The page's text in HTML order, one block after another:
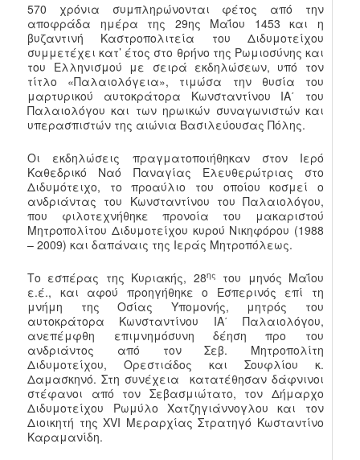
570 χρόνια συμπληρώνονται φέτος από την
αποφράδα ημέρα της 29ης Μαΐου 1453 και η
βυζαντινή Καστροπολιτεία του Διδυμοτείχου
συμμετέχει κατ’ έτος στο θρήνο της Ρωμιοσύνης και
του Ελληνισμού με σειρά εκδηλώσεων, υπό τον
τίτλο «Παλαιολόγεια», τιμώσα την θυσία του
μαρτυρικού αυτοκράτορα Κωνσταντίνου ΙΑ΄ του
Παλαιολόγου και των ηρωικών συναγωνιστών και
υπερασπιστών της αιώνια Βασιλεύουσας Πόλης.
Οι εκδηλώσεις πραγματοποιήθηκαν στον Ιερό
Καθεδρικό Ναό Παναγίας Ελευθερώτριας στο
Διδυμότειχο, το προαύλιο του οποίου κοσμεί ο
ανδριάντας του Κωνσταντίνου του Παλαιολόγου,
που φιλοτεχνήθηκε προνοία του μακαριστού
Μητροπολίτου Διδυμοτείχου κυρού Νικηφόρου (1988
– 2009) και δαπάναις της Ιεράς Μητροπόλεως.
Το εσπέρας της Κυριακής, 28ης
του μηνός Μαΐου
ε.έ., και αφού προηγήθηκε ο Εσπερινός επί τη
μνήμη της Οσίας Υπομονής, μητρός του
αυτοκράτορα Κωνσταντίνου ΙΑ΄ Παλαιολόγου,
ανεπέμφθη επιμνημόσυνη δέηση προ του
ανδριάντος από τον Σεβ. Μητροπολίτη
Διδυμοτείχου, Ορεστιάδος και Σουφλίου κ.
Δαμασκηνό. Στη συνέχεια κατατέθησαν δάφνινοι
στέφανοι από τον Σεβασμιώτατο, τον Δήμαρχο
Διδυμοτείχου Ρωμύλο Χατζηγιάννογλου και τον
Διοικητή της XVI Μεραρχίας Στρατηγό Κωσταντίνο
Καραμανίδη.